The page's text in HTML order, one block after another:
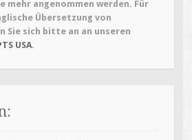
mehr angenommen werden. Für
Übersetzung von
Sie sich bitte an an unseren
USA.